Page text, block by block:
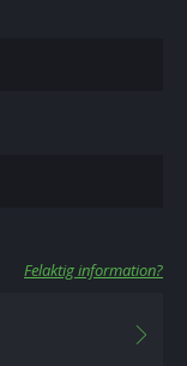
Felaktig information?